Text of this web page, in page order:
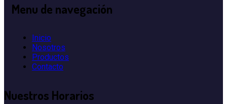
Menu de navegación
Inicio
Nosotros
Productos
Contacto
Nuestros Horarios